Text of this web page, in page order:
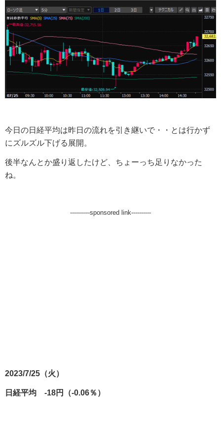
今日の日経平均は昨日の流れを引き継いで・・とは行かず
にズルズル下げる展開。
後半なんとか盛り返したけど、ちょーっち足りなかった
ね。
----------sponsored link----------
2023/7/25（火）
日経平均 -18円（-0.06％）